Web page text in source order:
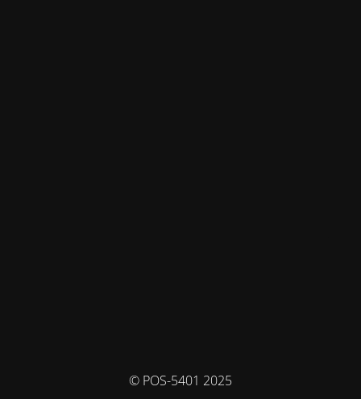
© POS-5401 2025